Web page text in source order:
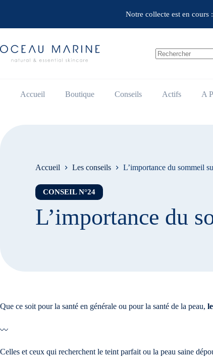
Notre collecte est en
Accueil Boutique Conseils Actifs A
Accueil Les conseils L’importance du sommeil
CONSEIL N°24
L’importance du
Que ce soit pour la santé en générale ou pour la santé de la peau,
〰️
Celles et ceux qui recherchent le teint parfait ou la peau saine